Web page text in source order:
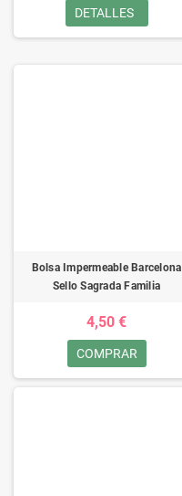
DETALLES
Bolsa Impermeable Barcelona
Sello Sagrada Familia
4,50 €
COMPRAR